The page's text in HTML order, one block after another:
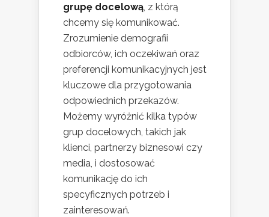
grupę docelową, z którą
chcemy się komunikować.
Zrozumienie demografii
odbiorców, ich oczekiwań oraz
preferencji komunikacyjnych jest
kluczowe dla przygotowania
odpowiednich przekazów.
Możemy wyróżnić kilka typów
grup docelowych, takich jak
klienci, partnerzy biznesowi czy
media, i dostosować
komunikację do ich
specyficznych potrzeb i
zainteresowań.